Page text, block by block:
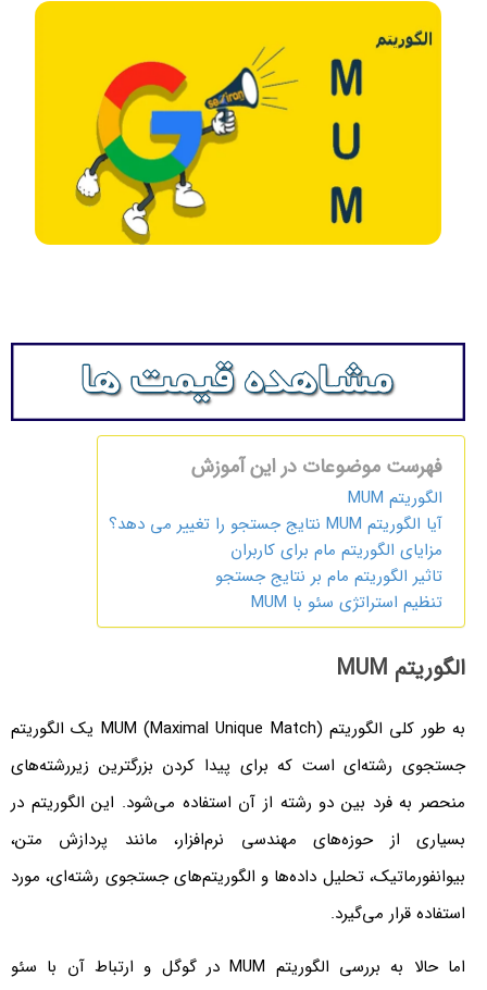
فهرست موضوعات در این آموزش
الگوریتم MUM
آیا الگوریتم MUM نتایج جستجو را تغییر می دهد؟
مزایای الگوریتم مام برای کاربران
تاثیر الگوریتم مام بر نتایج جستجو
تنظیم استراتژی سئو با MUM
الگوریتم MUM
به طور کلی الگوریتم MUM (Maximal Unique Match) یک الگوریتم
جستجوی رشته‌ای است که برای پیدا کردن بزرگترین زیررشته‌های
منحصر به فرد بین دو رشته از آن استفاده می‌شود. این الگوریتم در
بسیاری از حوزه‌های مهندسی نرم‌افزار، مانند پردازش متن،
بیوانفورماتیک، تحلیل داده‌ها و الگوریتم‌های جستجوی رشته‌ای، مورد
استفاده قرار می‌گیرد.
اما حالا به بررسی الگوریتم MUM در گوگل و ارتباط آن با سئو